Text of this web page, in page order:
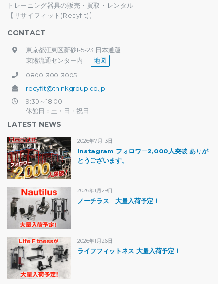
トレーニング器具の販売・買取・レンタル
【リサイフィット(Recyfit)】
CONTACT
東京都江東区新砂1-5-23 日本通運
東陽流通センター内
地図
0800-300-3005
recyfit@thinkgroup.co.jp
9:30～18:00
休館日：土・日・祝日
LATEST NEWS
2026年7月13日
Instagram フォロワー2,000人突破 ありが
とうございます。
2026年1月29日
ノーチラス 大量入荷予定！
2026年1月26日
ライフフィットネス 大量入荷予定！